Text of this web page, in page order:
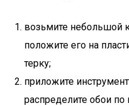
возьмите небольшой
положите его на
терку;
приложите
распределите обои